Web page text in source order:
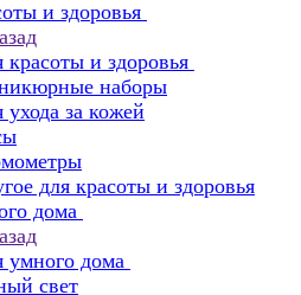
и здоровья
красоты и здоровья
наборы
ухода за кожей
для красоты и здоровья
дома
умного дома
свет